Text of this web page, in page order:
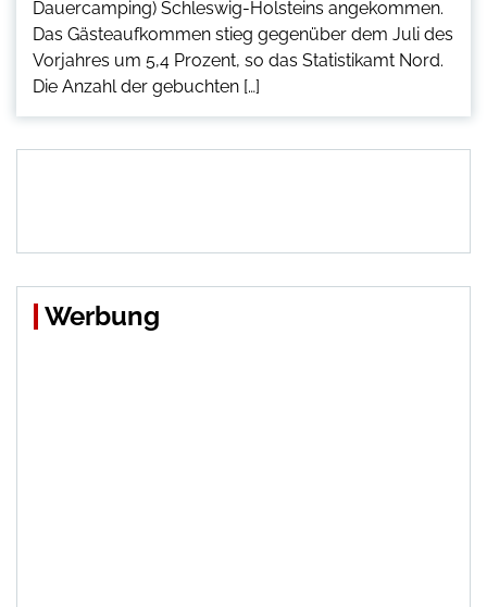
Dauercamping) Schleswig-Holsteins angekommen.
Das Gästeaufkommen stieg gegenüber dem Juli des
Vorjahres um 5,4 Prozent, so das Statistikamt Nord.
Die Anzahl der gebuchten […]
Werbung